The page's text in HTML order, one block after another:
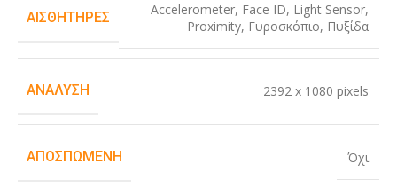
ΑΙΣΘΗΤΉΡΕΣ Accelerometer, Face ID, Light Sensor,
Proximity, Γυροσκόπιο, Πυξίδα
ΑΝΆΛΥΣΗ 2392 x 1080 pixels
ΑΠΟΣΠΏΜΕΝΗ Όχι